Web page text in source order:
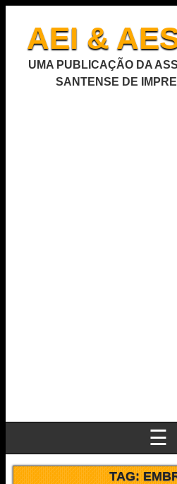
AEI &
UMA PUBLICAÇÃO DA
SANTENSE DE
☰
TAG: